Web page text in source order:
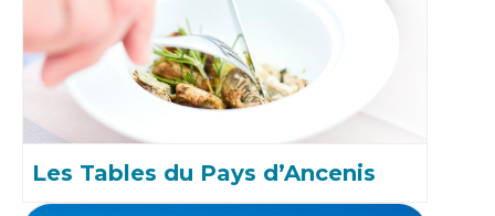
Les Tables du Pays d’Ancenis